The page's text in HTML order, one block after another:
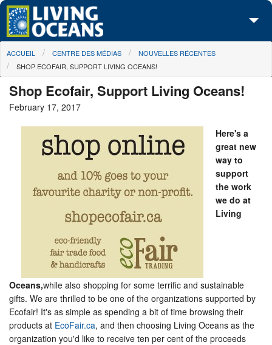
Skip to main content
À propos de nous
Centre des Médias
Les Cartes
You are here
ACCUEIL CENTRE DES MÉDIAS
NOUVELLES RÉCENTES
SHOP ECOFAIR, SUPPORT LIVING OCEANS!
Shop Ecofair, Support Living Oceans!
February 17, 2017
Here's a
great new
way to
support
the work
we do at
Living
Oceans,while also shopping for some terrific and sustainable
gifts. We are thrilled to be one of the organizations supported by
Ecofair! It's as simple as spending a bit of time browsing their
products at EcoFair.ca, and then choosing Living Oceans as the
organization you'd like to receive ten per cent of the proceeds